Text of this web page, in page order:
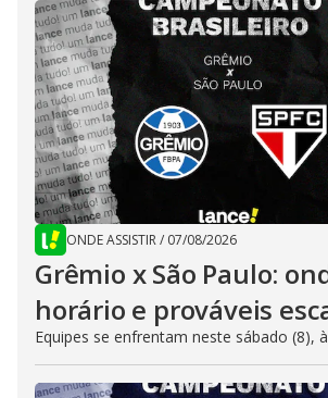
ONDE ASSISTIR/ 07/08/2026
Grêmio x São Paulo:
horário e prováveis
Equipes se enfrentam neste sábado (8),